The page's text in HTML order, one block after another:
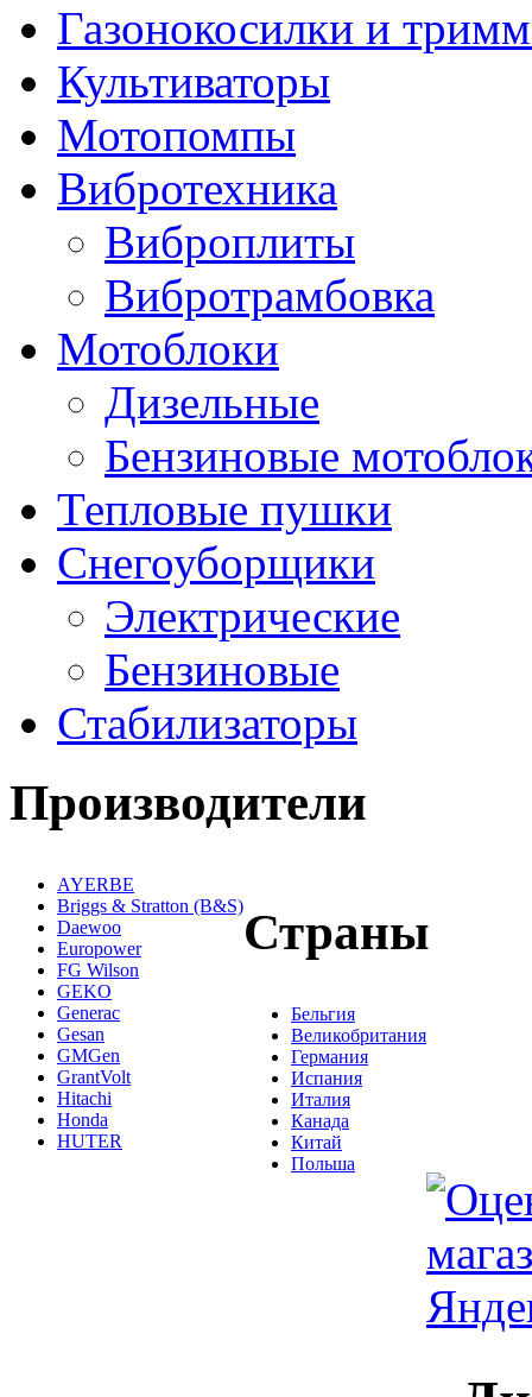
Газонокосилки и
Культиваторы
Мотопомпы
Вибротехника
Виброплиты
Вибротрамбовка
Мотоблоки
Дизельные
Бензиновые
Тепловые пушки
Снегоуборщики
Электрические
Бензиновые
Стабилизаторы
Производители
AYERBE
Briggs & Stratton (B&S)
Daewoo
Europower
FG Wilson
GEKO
Generac
Gesan
GMGen
GrantVolt
Hitachi
Honda
HUTER
Страны
Бельгия
Великобритания
Германия
Испания
Италия
Канада
Китай
Польша